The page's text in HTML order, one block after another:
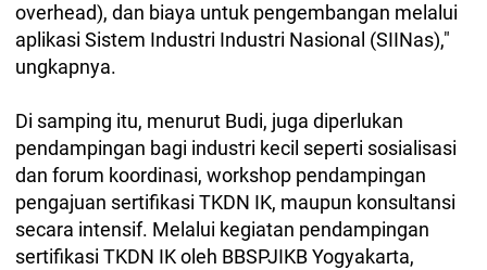
overhead), dan biaya untuk pengembangan melalui
aplikasi Sistem Industri Industri Nasional (SIINas),"
ungkapnya.
Di samping itu, menurut Budi, juga diperlukan
pendampingan bagi industri kecil seperti sosialisasi
dan forum koordinasi, workshop pendampingan
pengajuan sertifikasi TKDN IK, maupun konsultansi
secara intensif. Melalui kegiatan pendampingan
sertifikasi TKDN IK oleh BBSPJIKB Yogyakarta,